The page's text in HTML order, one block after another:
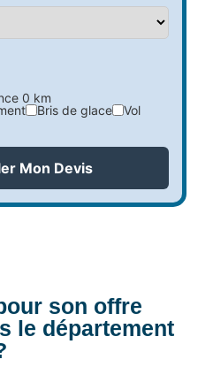
0 km
Bris de glace
Vol
Mon Devis
son offre
le département